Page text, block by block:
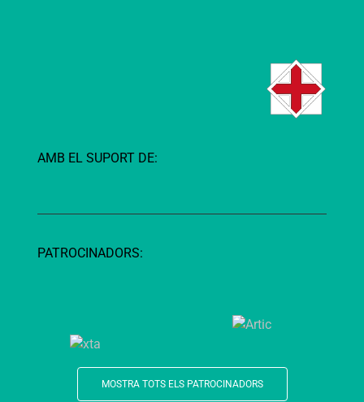
AMB EL SUPORT DE:
PATROCINADORS:
MOSTRA TOTS ELS PATROCINADORS